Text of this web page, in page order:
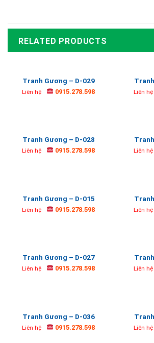
RELATED PRODUCTS
Tranh Gương – D-029
Liên hệ 0915.278.598 Liên hệ
Tranh Gương – D-028
Liên hệ 0915.278.598 Liên hệ
Tranh Gương – D-015
Liên hệ 0915.278.598 Liên hệ
Tranh Gương – D-027
Liên hệ 0915.278.598 Liên hệ
Tranh Gương – D-036
Liên hệ 0915.278.598 Liên hệ